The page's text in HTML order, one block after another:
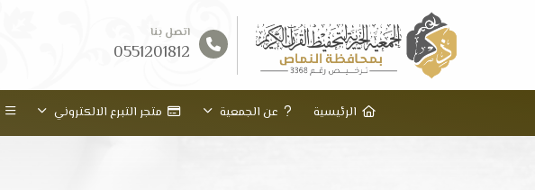
اتصل بنا
0551201812
الرئيسية عن الجمعية متجر التبرع الالكتروني